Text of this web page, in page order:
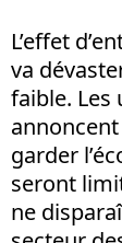
L’effet
va
faible. Les
garder
seront
ne